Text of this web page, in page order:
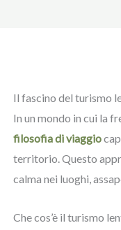
Il fascino del turismo
In un mondo in cui la
filosofia di viaggio
territorio. Questo
calma nei luoghi,
Che cos’è il turismo